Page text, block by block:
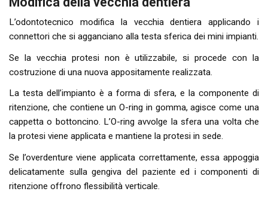
L’odontotecnico modifica la vecchia dentiera applicando i
connettori che si agganciano alla testa sferica dei mini impianti.
Se la vecchia protesi non è utilizzabile, si procede con la
costruzione di una nuova appositamente realizzata.
La testa dell’impianto è a forma di sfera, e la componente di
ritenzione, che contiene un O-ring in gomma, agisce come una
cappetta o bottoncino. L’O-ring avvolge la sfera una volta che
la protesi viene applicata e mantiene la protesi in sede.
Se l’overdenture viene applicata correttamente, essa appoggia
delicatamente sulla gengiva del paziente ed i componenti di
ritenzione offrono flessibilità verticale.